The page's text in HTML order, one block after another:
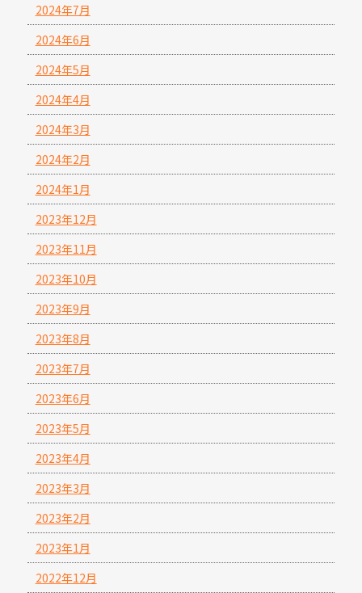
2024年7月
2024年6月
2024年5月
2024年4月
2024年3月
2024年2月
2024年1月
2023年12月
2023年11月
2023年10月
2023年9月
2023年8月
2023年7月
2023年6月
2023年5月
2023年4月
2023年3月
2023年2月
2023年1月
2022年12月